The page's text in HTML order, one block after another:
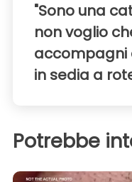
"Sono una
non voglio
accompagni
in sedia a
Potrebbe